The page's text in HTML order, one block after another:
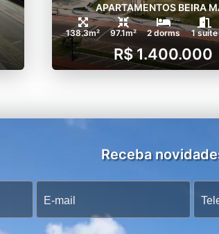
APARTAMENTOS BEIRA
138.3m² 97.1m² 2 dorms 1 suíte
R$ 1.400.000
Receba